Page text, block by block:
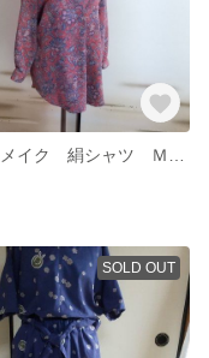
SOLD OUT